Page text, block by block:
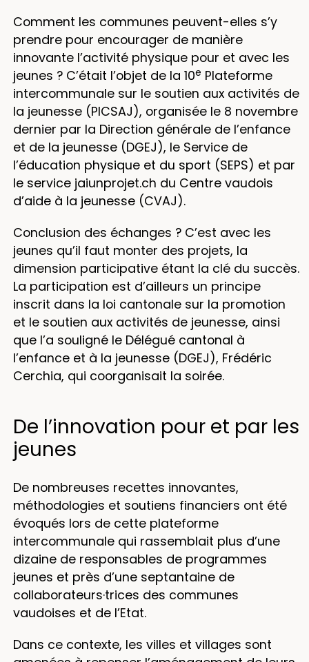
Comment les communes peuvent-elles s’y
prendre pour encourager de manière
innovante l’activité physique pour et avec les
jeunes ? C’était l’objet de la 10e Plateforme
intercommunale sur le soutien aux activités de
la jeunesse (PICSAJ), organisée le 8 novembre
dernier par la Direction générale de l’enfance
et de la jeunesse (DGEJ), le Service de
l’éducation physique et du sport (SEPS) et par
le service jaiunprojet.ch du Centre vaudois
d’aide à la jeunesse (CVAJ).
Conclusion des échanges ? C’est avec les
jeunes qu’il faut monter des projets, la
dimension participative étant la clé du succès.
La participation est d’ailleurs un principe
inscrit dans la loi cantonale sur la promotion
et le soutien aux activités de jeunesse, ainsi
que l’a souligné le Délégué cantonal à
l’enfance et à la jeunesse (DGEJ), Frédéric
Cerchia, qui coorganisait la soirée.
De l’innovation pour et par les
jeunes
De nombreuses recettes innovantes,
méthodologies et soutiens financiers ont été
évoqués lors de cette plateforme
intercommunale qui rassemblait plus d’une
dizaine de responsables de programmes
jeunes et près d’une septantaine de
collaborateurs·trices des communes
vaudoises et de l’Etat.
Dans ce contexte, les villes et villages sont